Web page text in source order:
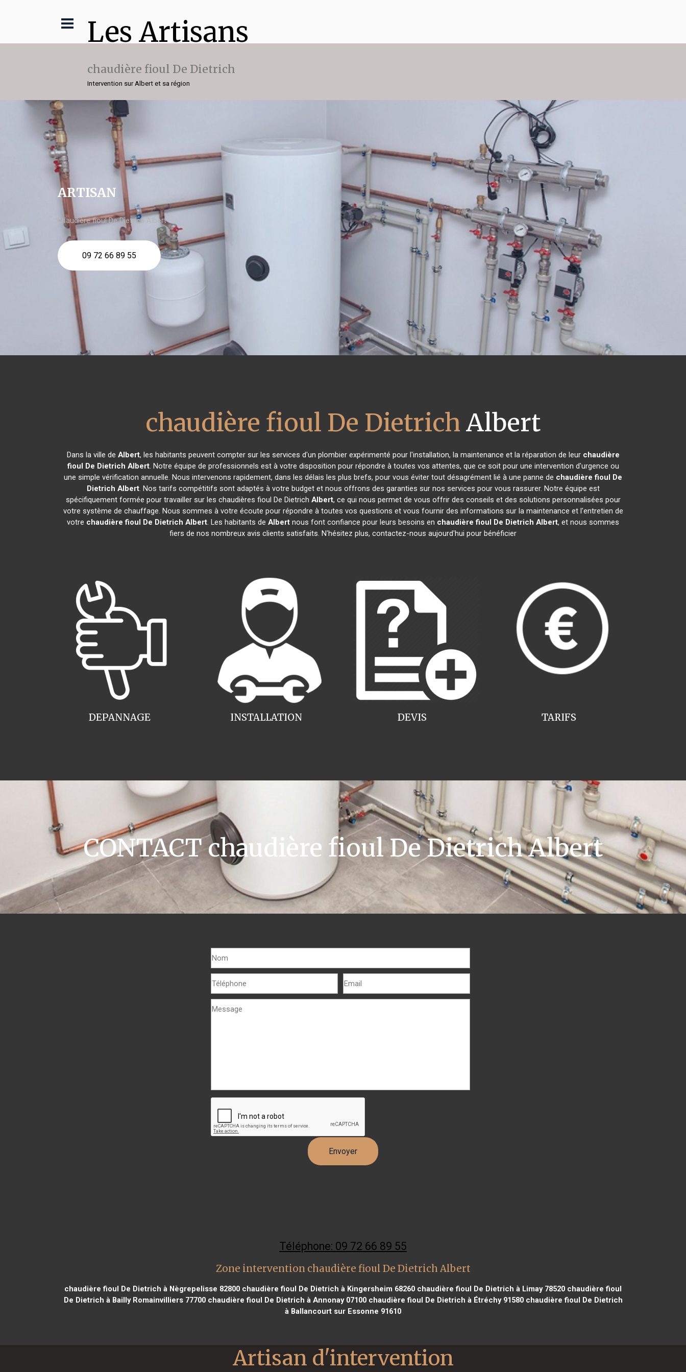
Les Artisans
chaudière fioul De Dietrich
Intervention sur Albert et sa région
ARTISAN
chaudière fioul De Dietrich Albert
09 72 66 89 55
chaudière fioul De Dietrich Albert
Dans la ville de Albert, les habitants peuvent compter sur les services d'un plombier expérimenté pour l'installation, la maintenance et la réparation de leur chaudière
fioul De Dietrich Albert. Notre équipe de professionnels est à votre disposition pour répondre à toutes vos attentes, que ce soit pour une intervention d'urgence ou
une simple vérification annuelle. Nous intervenons rapidement, dans les délais les plus brefs, pour vous éviter tout désagrément lié à une panne de chaudière fioul De
Dietrich Albert. Nos tarifs compétitifs sont adaptés à votre budget et nous offrons des garanties sur nos services pour vous rassurer. Notre équipe est
spécifiquement formée pour travailler sur les chaudières fioul De Dietrich Albert, ce qui nous permet de vous offrir des conseils et des solutions personnalisées pour
votre système de chauffage. Nous sommes à votre écoute pour répondre à toutes vos questions et vous fournir des informations sur la maintenance et l'entretien de
votre chaudière fioul De Dietrich Albert. Les habitants de Albert nous font confiance pour leurs besoins en chaudière fioul De Dietrich Albert, et nous sommes
fiers de nos nombreux avis clients satisfaits. N'hésitez plus, contactez-nous aujourd'hui pour bénéficier
INSTALLATION
DEPANNAGE TARIFS
DEVIS
CONTACT chaudière fioul De Dietrich Albert
Téléphone: 09 72 66 89 55
Zone intervention chaudière fioul De Dietrich Albert
chaudière fioul De Dietrich à Nègrepelisse 82800 chaudière fioul De Dietrich à Kingersheim 68260 chaudière fioul De Dietrich à Limay 78520 chaudière fioul
De Dietrich à Bailly Romainvilliers 77700chaudière fioul De Dietrich à Annonay 07100chaudière fioul De Dietrich à Étréchy 91580chaudière fioul De Dietrich
à Ballancourt sur Essonne 91610
Artisan d'intervention